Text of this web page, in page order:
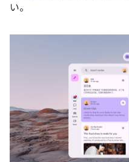
い。